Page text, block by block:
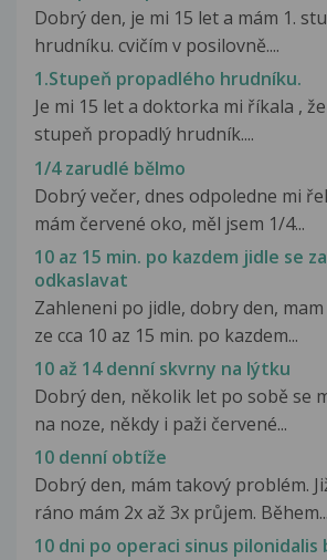
Dobrý den, je mi 15 let a mám 1.
hrudníku. cvičím v posilovně....
1.Stupeň propadlého hrudníku.
Je mi 15 let a doktorka mi říkala ,
stupeň propadlý hrudník....
1/4 zarudlé bělmo
Dobrý večer, dnes odpoledne mi
mám červené oko, měl jsem 1/4...
10 az 15 min. po kazdem jidle se
odkaslavat
Zahleneni po jidle, dobry den,
ze cca 10 az 15 min. po kazdem...
10 až 14 denní skvrny na lýtku
Dobrý den, několik let po sobě se
na noze, někdy i paži červené...
10 denní obtíže
Dobrý den, mám takový problém.
ráno mám 2x až 3x průjem. Během...
10 dni po operaci sinus pilonidalis